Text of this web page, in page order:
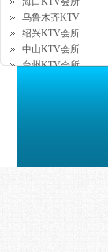
乌鲁木齐KTV
绍兴KTV会所
中山KTV会所
台州KTV会所